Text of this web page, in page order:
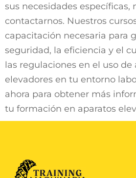
sus necesidades específicas,
contactarnos. Nuestros
capacitación necesaria para
seguridad, la eficiencia y el
las regulaciones en el uso de
elevadores en tu entorno
ahora para obtener más
tu formación en aparatos